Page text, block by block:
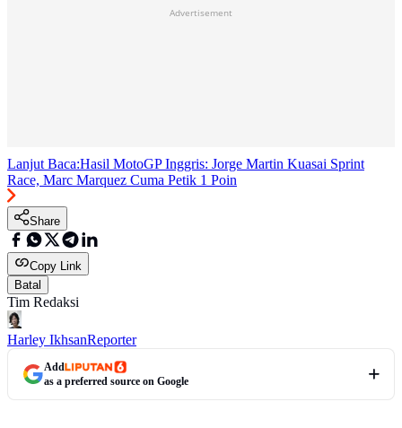
Advertisement
Lanjut Baca:Hasil MotoGP Inggris: Jorge Martin Kuasai Sprint
Race, Marc Marquez Cuma Petik 1 Poin
Share
Copy Link
Batal
Tim Redaksi
Harley IkhsanReporter
Add
as a preferred source on Google